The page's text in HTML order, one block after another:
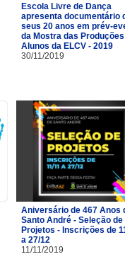
Escola Livre de Dança
apresenta documentário
seus 20 anos em prév-
da Mostra das
Alunos da ELCV - 2019
30/11/2019
Aniversário de 467 Anos
Santo André - Seleção de
Projetos - Inscrições de
a 27/12
11/11/2019